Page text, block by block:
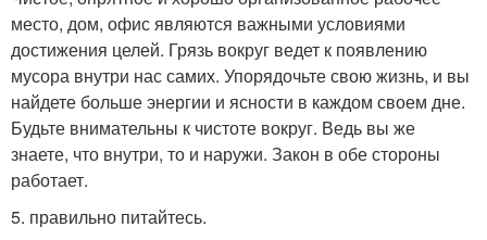
место, дом, офис являются важными условиями
достижения целей. Грязь вокруг ведет к появлению
мусора внутри нас самих. Упорядочьте свою жизнь, и вы
найдете больше энергии и ясности в каждом своем дне.
Будьте внимательны к чистоте вокруг. Ведь вы же
знаете, что внутри, то и наружи. Закон в обе стороны
работает.
5. правильно питайтесь.